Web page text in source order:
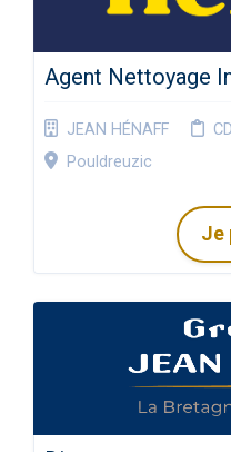
Agent Nettoyage
JEAN HÉNAFF CDI
Pouldreuzic
Je